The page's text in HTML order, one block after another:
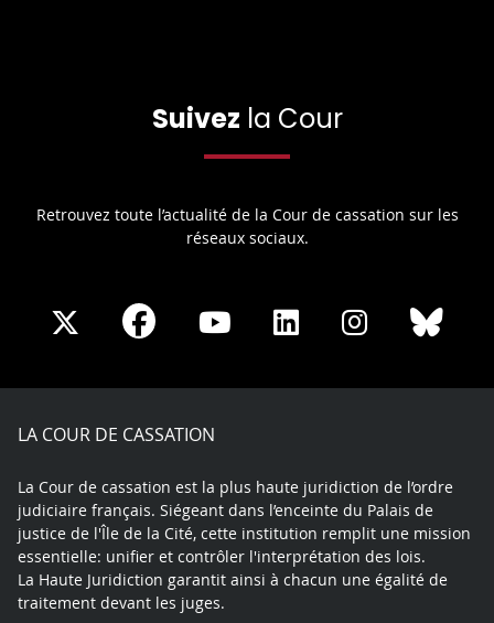
Suivez la Cour
Retrouvez toute l’actualité de la Cour de cassation sur les
réseaux sociaux.
Share
X
Share
Facebook
Share
Youtube
Share
LinkedIn
Share
Instagram
LA COUR DE CASSATION
La Cour de cassation est la plus haute juridiction de l’ordre
judiciaire français. Siégeant dans l’enceinte du Palais de
justice de l'Île de la Cité, cette institution remplit une mission
essentielle: unifier et contrôler l'interprétation des lois.
La Haute Juridiction garantit ainsi à chacun une égalité de
traitement devant les juges.